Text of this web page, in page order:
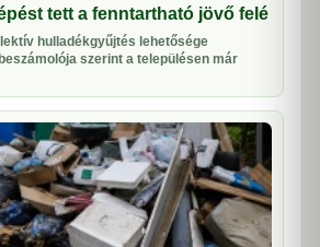
tett a fenntartható jövő felé
hulladékgyűjtés lehetősége
szerint a településen már